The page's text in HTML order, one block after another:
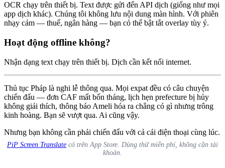
OCR chạy trên thiết bị. Text được gửi đến API dịch (giống như mọi
app dịch khác). Chúng tôi không lưu nội dung màn hình. Với phiên
nhạy cảm — thuế, ngân hàng — bạn có thể bật tắt overlay tùy ý.
Hoạt động offline không?
Nhận dạng text chạy trên thiết bị. Dịch cần kết nối internet.
Thủ tục Pháp là nghi lễ thông qua. Mọi expat đều có câu chuyện
chiến đấu — đơn CAF mất bốn tháng, lịch hẹn prefecture bị hủy
không giải thích, thông báo Ameli hóa ra chẳng có gì nhưng trông
kinh hoàng. Bạn sẽ vượt qua. Ai cũng vậy.
Nhưng bạn không cần phải chiến đấu với cả cái điện thoại cùng lúc.
PiP Screen Translate có trên App Store. Dùng thử miễn phí, không cần tài
khoản.